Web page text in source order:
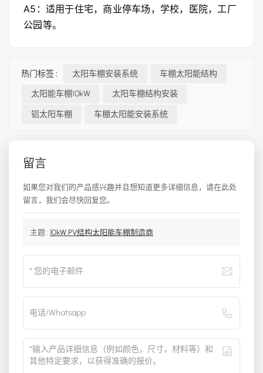
A5：适用于住宅，商业停车场，学校，医院，工厂
公园等。
热门标签 : 太阳车棚安装系统 车棚太阳能结构
太阳能车棚10kW 太阳车棚结构安装
铝太阳车棚 车棚太阳能安装系统
留言
如果您对我们的产品感兴趣并且想知道更多详细信息，请在此处
留言，我们会尽快回复您。
主题 : 10kW PV结构太阳能车棚制造商